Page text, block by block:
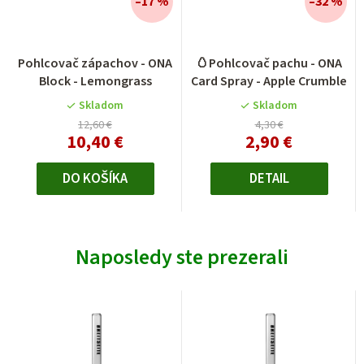
Pohlcovač zápachov - ONA
Block - Lemongrass
Skladom
12,60 €
10,40 €
DO KOŠÍKA
🥚Pohlcovač pachu - ONA
Card Spray - Apple Crumble
Skladom
4,30 €
2,90 €
DETAIL
Naposledy ste prezerali